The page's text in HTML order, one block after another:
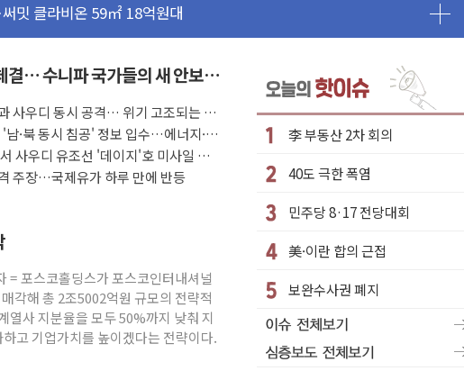
는 국토부-서울시 '정책 엇박자'
극'…생애최초만 경쟁 치열
횡보…고래·ETF 매수에도 고유가·금리·입법 지연 '삼중 부담'
마감...석유·가스주 올랐지만 빈그룹이 상쇄
신…한낮 총수요 104.3GW 기록
공격… 위기 고조되는 또 다른 중동 화약고
으로 여름나기 [뉴스핌 줌인]
상피제 실시
부 매각
명 사망
제…누적 온열질환자 2872명
제안에 與 내부서 '총선·대선 직격탄' 우려
결… 수니파 국가들의 새 안보
사우디 동시 공격… 위기 고조되는 또
·북 동시 침공' 정보 입수…에너지·
사우디 유조선 '데이지'호 미사일 공
주장…국제유가 하루 만에 반등
= 포스코홀딩스가 포스코인터내셔널
각해 총 2조5002억원 규모의 전략적
열사 지분율을 모두 50%까지 낮춰 지
고 기업가치를 높이겠다는 전략이다.
李 부동산 2차 회의
40도 극한 폭염
민주당 8·17 전당대회
美·이란 합의 근접
보완수사권 폐지